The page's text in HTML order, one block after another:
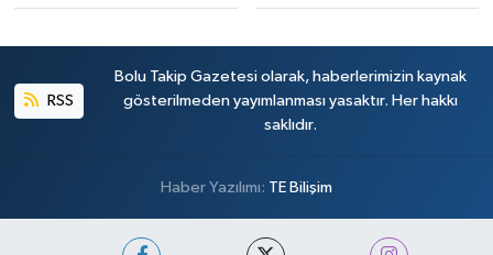
RSS
Bolu Takip Gazetesi olarak, haberlerimizin kaynak
gösterilmeden yayımlanması yasaktır. Her hakkı
saklıdır.
Haber Yazılımı: TE Bilişim